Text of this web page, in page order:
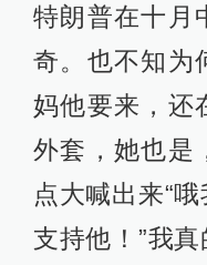
特朗普在十月
奇。也不知为
妈他要来，还
外套，她也是
点大喊出来“
支持他！”我